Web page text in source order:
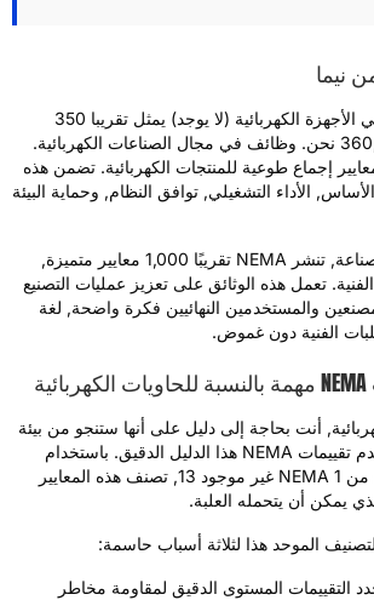
الرابطة الوطنية لمصنعي الأجهزة الكهربائية (لا يوجد) يمثل تقريبا 350
الشركات والدعم 360,000 نحن. وظائف في مجال الصناعات الكهربائية.
إجماع طوعية للمنتجات الكهربائية. تضمن هذه
الأداء التشغيلي, توافق النظام, وحماية البيئة
للحفاظ على محاذاة الصناعة, تنشر NEMA تقريبًا 1,000 معايير متميزة,
تعمل هذه الوثائق على تعزيز عمليات التصنيع
والمستخدمين النهائيين فكرة واضحة, لغة
الفنية دون غموض.
أنت بحاجة إلى دليل على أنها ستنجو من بيئة
التشغيل الخاصة بها. تقدم تقييمات NEMA هذا الدليل الدقيق. باستخدام
نظام ألفا رقمي يتراوح من NEMA 1 غير موجود 13, تصنف هذه المعايير
يمكن أن يتحمله العلبة.
الموحد هذا لثلاثة أسباب حاسمة:
المستوى الدقيق لمقاومة مخاطر